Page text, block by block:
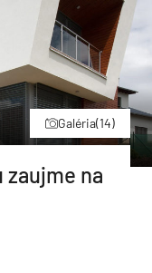
Galéria(14)
zaujme na